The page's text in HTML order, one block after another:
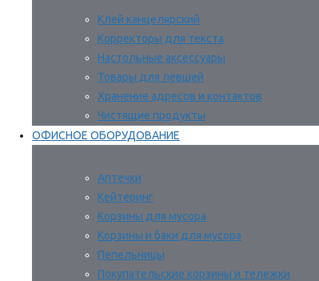
Клей канцелярский
Корректоры для текста
Настольные аксессуары
Товары для левшей
Хранение адресов и контактов
Чистящие продукты
ОФИСНОЕ ОБОРУДОВАНИЕ
Аптечки
Кейтеринг
Корзины для мусора
Корзины и баки для мусора
Пепельницы
Покупательские корзины и тележки